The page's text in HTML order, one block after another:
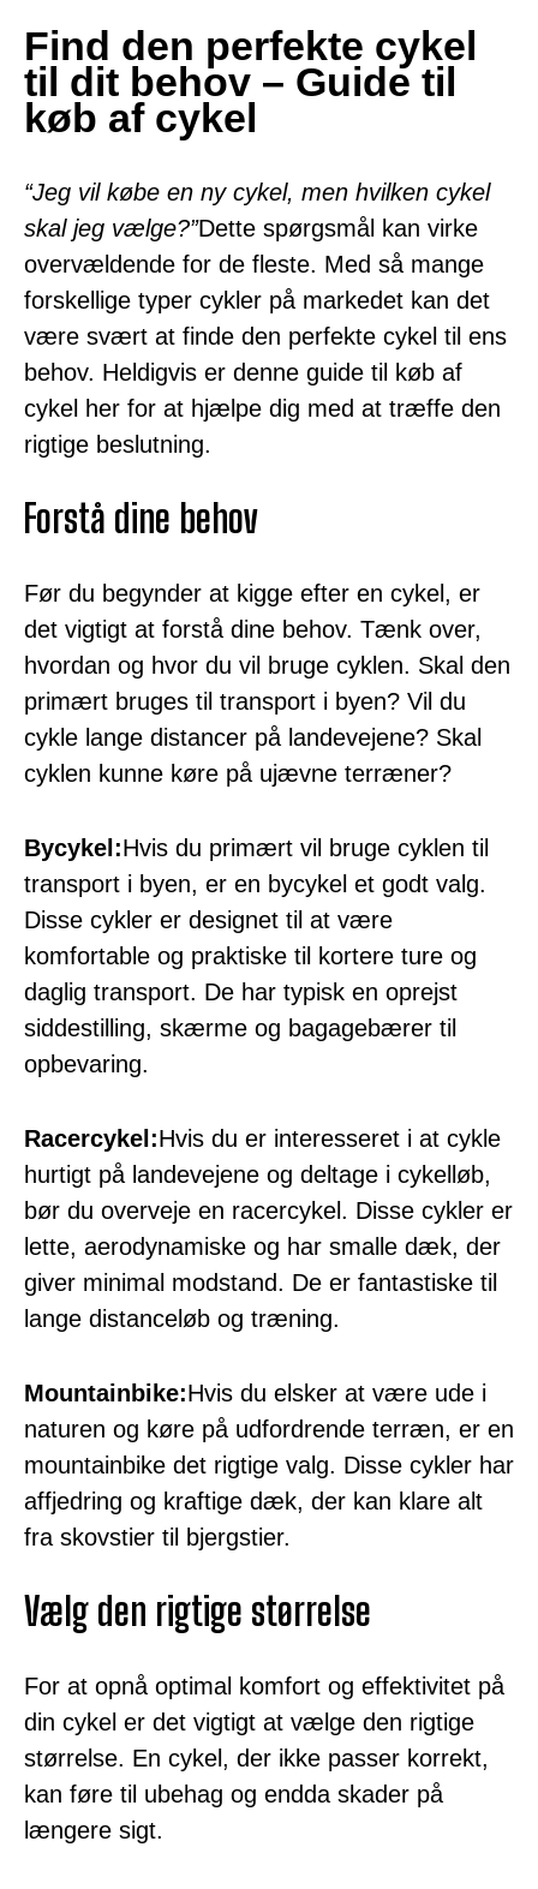
Find den perfekte cykel
til dit behov – Guide til
køb af cykel
“Jeg vil købe en ny cykel, men hvilken cykel
skal jeg vælge?”Dette spørgsmål kan virke
overvældende for de fleste. Med så mange
forskellige typer cykler på markedet kan det
være svært at finde den perfekte cykel til ens
behov. Heldigvis er denne guide til køb af
cykel her for at hjælpe dig med at træffe den
rigtige beslutning.
Forstå dine behov
Før du begynder at kigge efter en cykel, er
det vigtigt at forstå dine behov. Tænk over,
hvordan og hvor du vil bruge cyklen. Skal den
primært bruges til transport i byen? Vil du
cykle lange distancer på landevejene? Skal
cyklen kunne køre på ujævne terræner?
Bycykel:Hvis du primært vil bruge cyklen til
transport i byen, er en bycykel et godt valg.
Disse cykler er designet til at være
komfortable og praktiske til kortere ture og
daglig transport. De har typisk en oprejst
siddestilling, skærme og bagagebærer til
opbevaring.
Racercykel:Hvis du er interesseret i at cykle
hurtigt på landevejene og deltage i cykelløb,
bør du overveje en racercykel. Disse cykler er
lette, aerodynamiske og har smalle dæk, der
giver minimal modstand. De er fantastiske til
lange distanceløb og træning.
Mountainbike:Hvis du elsker at være ude i
naturen og køre på udfordrende terræn, er en
mountainbike det rigtige valg. Disse cykler har
affjedring og kraftige dæk, der kan klare alt
fra skovstier til bjergstier.
Vælg den rigtige størrelse
For at opnå optimal komfort og effektivitet på
din cykel er det vigtigt at vælge den rigtige
størrelse. En cykel, der ikke passer korrekt,
kan føre til ubehag og endda skader på
længere sigt.